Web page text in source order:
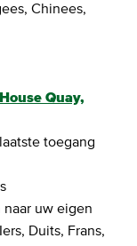
Chinees,
Quay,
toegang
naar uw eigen
Duits, Frans,